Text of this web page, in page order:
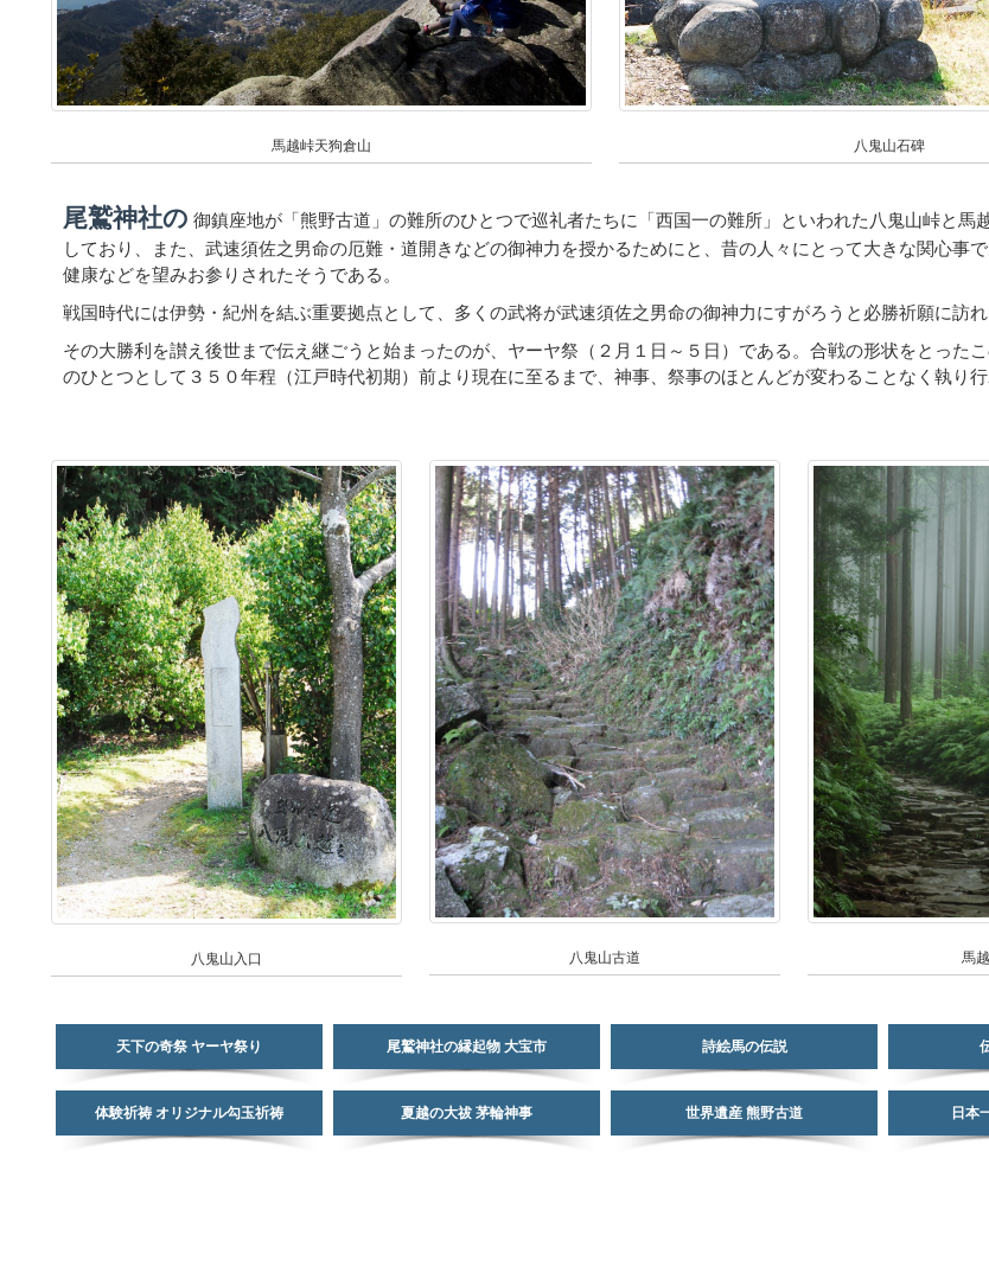
馬越峠天狗倉山 八鬼山石碑
尾鷲神社の 御鎮座地が「熊野古道」の難所のひとつで巡礼者たちに「西国一の難所」といわれた八鬼山峠と馬
しており、また、武速須佐之男命の厄難・道開きなどの御神力を授かるためにと、昔の人々にとって大きな関心事
健康などを望みお参りされたそうである。
戦国時代には伊勢・紀州を結ぶ重要拠点として、多くの武将が武速須佐之男命の御神力にすがろうと必勝祈願に訪れ
その大勝利を讃え後世まで伝え継ごうと始まったのが、ヤーヤ祭（２月１日～５日）である。合戦の形状をとった
のひとつとして３５０年程（江戸時代初期）前より現在に至るまで、神事、祭事のほとんどが変わることなく執り行
八鬼山入口 八鬼山古道 馬
天下の奇祭 ヤーヤ祭り 尾鷲神社の縁起物 大宝市 詩絵馬の伝説
体験祈祷 オリジナル勾玉祈祷 夏越の大祓 茅輪神事 世界遺産 熊野古道 日本